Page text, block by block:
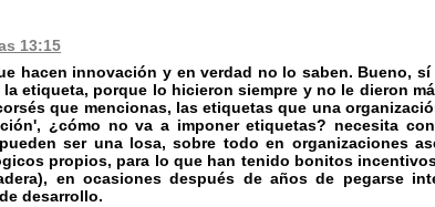
13:15
hacen innovación y en verdad no lo saben. Bueno,
etiqueta, porque lo hicieron siempre y no le dieron
que mencionas, las etiquetas que una
¿cómo no va a imponer etiquetas? necesita
ser una losa, sobre todo en organizaciones
propios, para lo que han tenido bonitos
en ocasiones después de años de pegarse
desarrollo.